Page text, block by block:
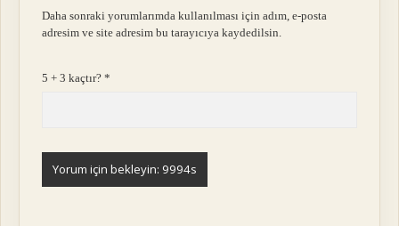
Daha sonraki yorumlarımda kullanılması için adım, e-posta
adresim ve site adresim bu tarayıcıya kaydedilsin.
5 + 3 kaçtır?*